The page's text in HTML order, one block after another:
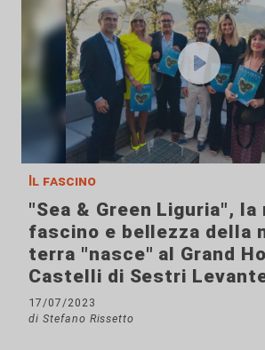
Il fascino
"Sea & Green Liguria",
fascino e bellezza della
terra "nasce" al Grand
Castelli di Sestri
17/07/2023
di Stefano Rissetto